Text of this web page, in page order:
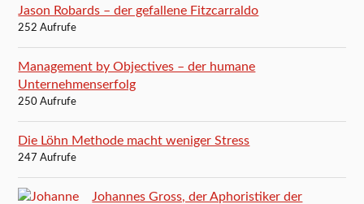
Jason Robards – der gefallene Fitzcarraldo
252 Aufrufe
Management by Objectives – der humane
Unternehmenserfolg
250 Aufrufe
Die Löhn Methode macht weniger Stress
247 Aufrufe
Johannes Gross, der Aphoristiker der